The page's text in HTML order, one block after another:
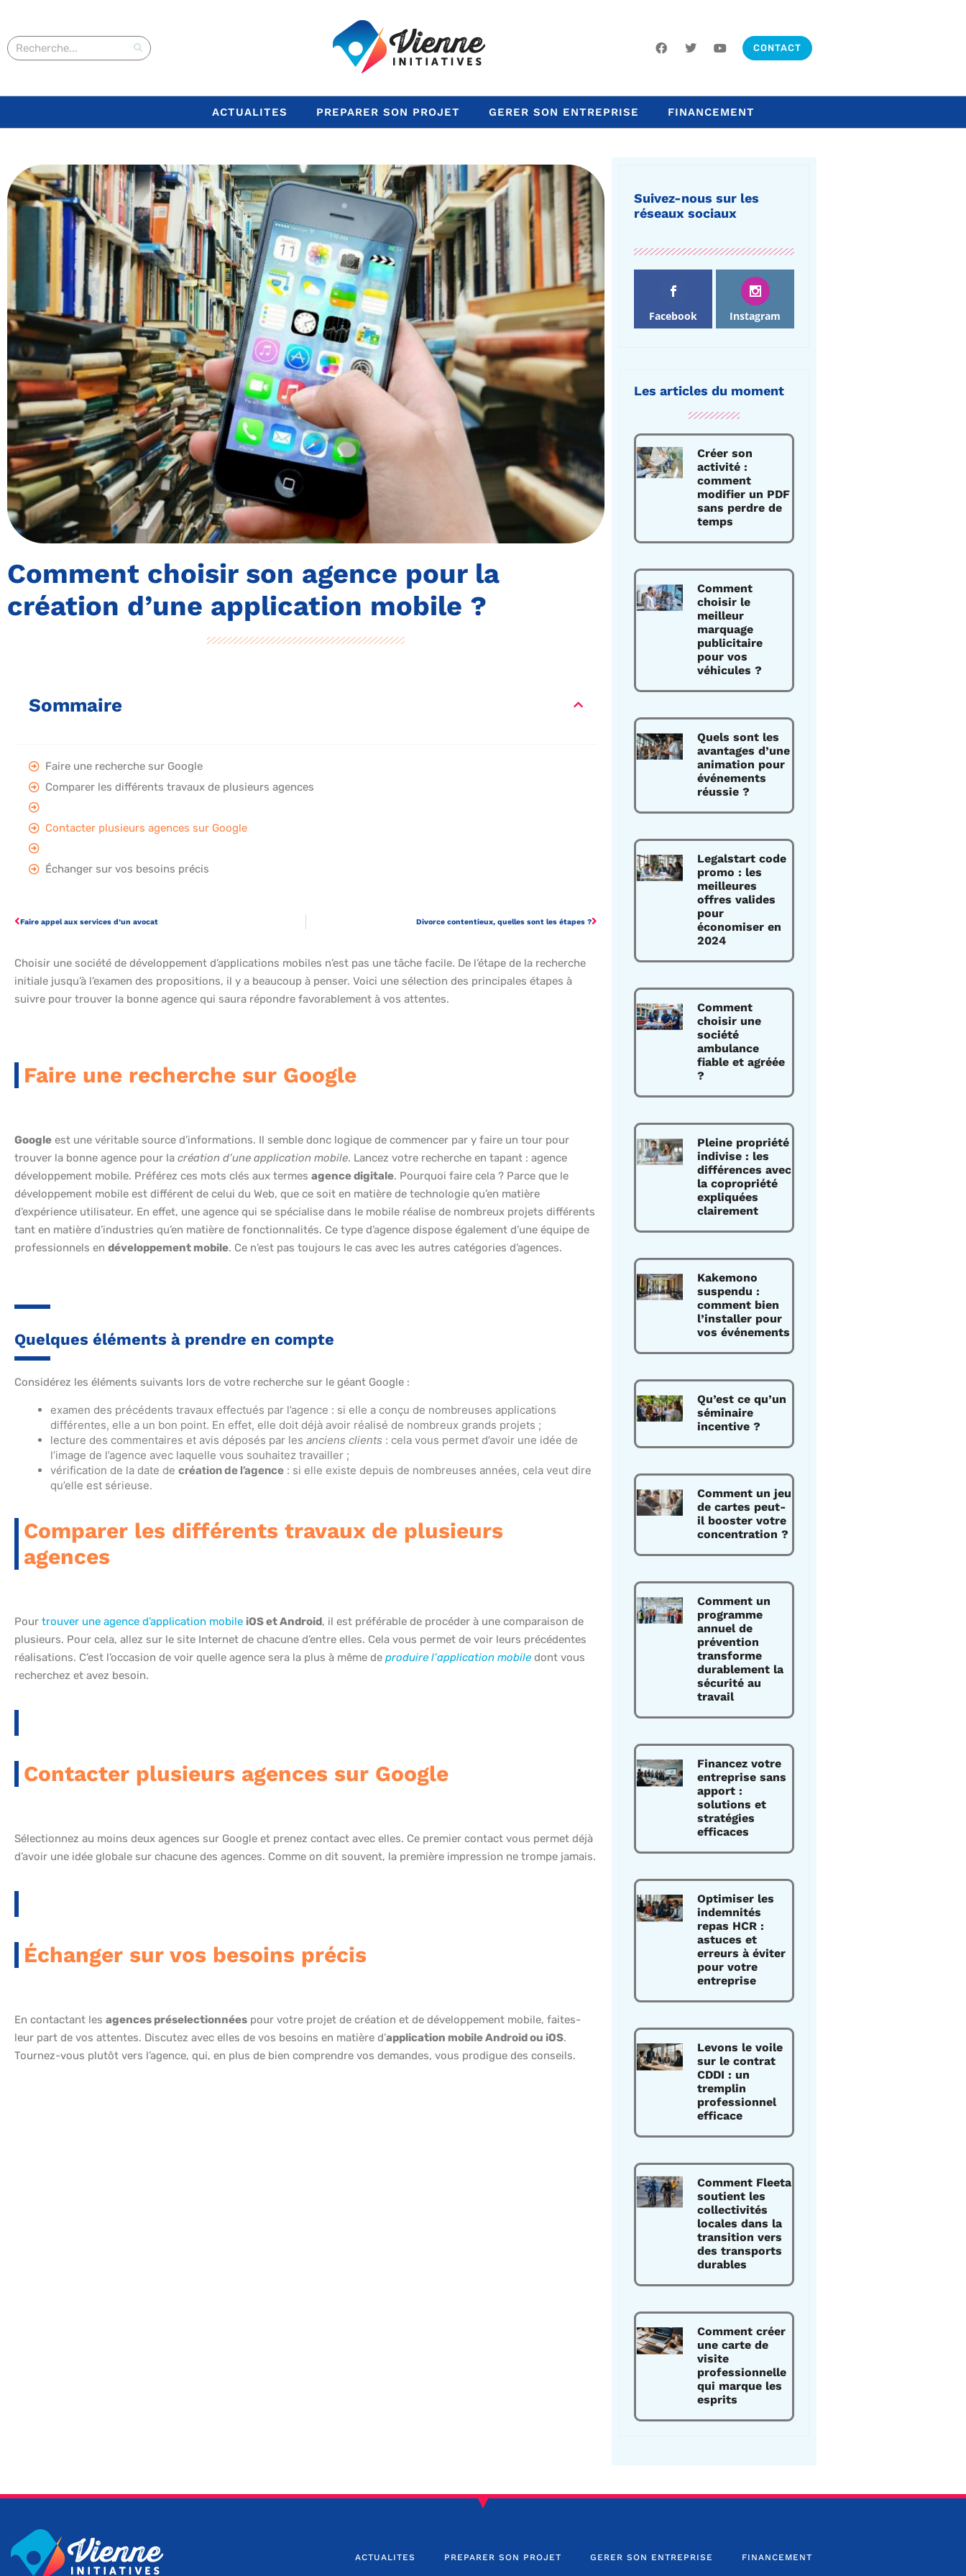
CONTACT
ACTUALITES PREPARER SON PROJET GERER SON ENTREPRISE FINANCEMENT
Comment choisir son agence pour la
création d’une application mobile ?
Sommaire
Faire une recherche sur Google
Comparer les différents travaux de plusieurs agences
Contacter plusieurs agences sur Google
Échanger sur vos besoins précis
Faire appel aux services d’un avocat Divorce contentieux, quelles sont les étapes ?
Choisir une société de développement d’applications mobiles n’est pas une tâche facile. De l’étape de la recherche
initiale jusqu’à l’examen des propositions, il y a beaucoup à penser. Voici une sélection des principales étapes à
suivre pour trouver la bonne agence qui saura répondre favorablement à vos attentes.
Faire une recherche sur Google
Google est une véritable source d’informations. Il semble donc logique de commencer par y faire un tour pour
trouver la bonne agence pour la création d’une application mobile. Lancez votre recherche en tapant : agence
développement mobile. Préférez ces mots clés aux termes agence digitale. Pourquoi faire cela ? Parce que le
développement mobile est différent de celui du Web, que ce soit en matière de technologie qu’en matière
d’expérience utilisateur. En effet, une agence qui se spécialise dans le mobile réalise de nombreux projets différents
tant en matière d’industries qu’en matière de fonctionnalités. Ce type d’agence dispose également d’une équipe de
professionnels en développement mobile. Ce n’est pas toujours le cas avec les autres catégories d’agences.
Quelques éléments à prendre en compte
Considérez les éléments suivants lors de votre recherche sur le géant Google :
examen des précédents travaux effectués par l’agence : si elle a conçu de nombreuses applications
différentes, elle a un bon point. En effet, elle doit déjà avoir réalisé de nombreux grands projets ;
lecture des commentaires et avis déposés par les anciens clients : cela vous permet d’avoir une idée de
l’image de l’agence avec laquelle vous souhaitez travailler ;
vérification de la date de création de l’agence : si elle existe depuis de nombreuses années, cela veut dire
qu’elle est sérieuse.
Comparer les différents travaux de plusieurs
agences
Pour trouver une agence d’application mobile iOS et Android, il est préférable de procéder à une comparaison de
plusieurs. Pour cela, allez sur le site Internet de chacune d’entre elles. Cela vous permet de voir leurs précédentes
réalisations. C’est l’occasion de voir quelle agence sera la plus à même de produire l’application mobile dont vous
recherchez et avez besoin.
Contacter plusieurs agences sur Google
Sélectionnez au moins deux agences sur Google et prenez contact avec elles. Ce premier contact vous permet déjà
d’avoir une idée globale sur chacune des agences. Comme on dit souvent, la première impression ne trompe jamais.
Échanger sur vos besoins précis
En contactant les agences préselectionnées pour votre projet de création et de développement mobile, faites-
leur part de vos attentes. Discutez avec elles de vos besoins en matière d’application mobile Android ou iOS.
Tournez-vous plutôt vers l’agence, qui, en plus de bien comprendre vos demandes, vous prodigue des conseils.
Suivez-nous sur les
réseaux sociaux
Facebook Instagram
Les articles du moment
Créer son
activité :
comment
modifier un PDF
sans perdre de
temps
Comment
choisir le
meilleur
marquage
publicitaire
pour vos
véhicules ?
Quels sont les
avantages d’une
animation pour
événements
réussie ?
Legalstart code
promo : les
meilleures
offres valides
pour
économiser en
2024
Comment
choisir une
société
ambulance
fiable et agréée
?
Pleine propriété
indivise : les
différences avec
la copropriété
expliquées
clairement
Kakemono
suspendu :
comment bien
l’installer pour
vos événements
Qu’est ce qu’un
séminaire
incentive ?
Comment un jeu
de cartes peut-
il booster votre
concentration ?
Comment un
programme
annuel de
prévention
transforme
durablement la
sécurité au
travail
Financez votre
entreprise sans
apport :
solutions et
stratégies
efficaces
Optimiser les
indemnités
repas HCR :
astuces et
erreurs à éviter
pour votre
entreprise
Levons le voile
sur le contrat
CDDI : un
tremplin
professionnel
efficace
Comment Fleeta
soutient les
collectivités
locales dans la
transition vers
des transports
durables
Comment créer
une carte de
visite
professionnelle
qui marque les
esprits
ACTUALITES PREPARER SON PROJET GERER SON ENTREPRISE FINANCEMENT